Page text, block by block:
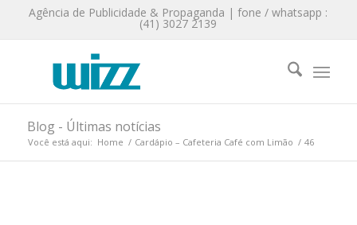
Agência de Publicidade & Propaganda | fone / whatsapp :
(41) 3027 2139
Blog - Últimas notícias
Você está aqui: Home / Cardápio – Cafeteria Café com Limão / 46